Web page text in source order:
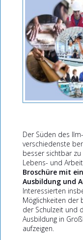
Der Süden des
verschiedenste
besser sichtbar
Lebens- und
Broschüre mit
Ausbildung und
Interessierten
Möglichkeiten der
der Schulzeit und
Ausbildung in
aufzeigen.